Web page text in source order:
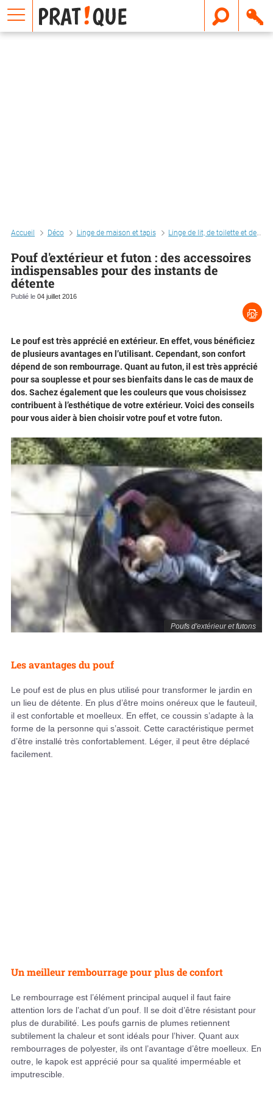
Accueil Déco Linge de maison et tapis Linge de lit, de toilette et de table
Pouf d'extérieur et futon : des accessoires
indispensables pour des instants de
détente
Publié le 04 juillet 2016
Poufs d'extérieur et futons
Le pouf est très apprécié en extérieur. En effet, vous bénéficiez
de plusieurs avantages en l’utilisant. Cependant, son confort
dépend de son rembourrage. Quant au futon, il est très apprécié
pour sa souplesse et pour ses bienfaits dans le cas de maux de
dos. Sachez également que les couleurs que vous choisissez
contribuent à l’esthétique de votre extérieur. Voici des conseils
pour vous aider à bien choisir votre pouf et votre futon.
Les avantages du pouf
Le pouf est de plus en plus utilisé pour transformer le jardin en
un lieu de détente. En plus d’être moins onéreux que le fauteuil,
il est confortable et moelleux. En effet, ce coussin s’adapte à la
forme de la personne qui s’assoit. Cette caractéristique permet
d’être installé très confortablement. Léger, il peut être déplacé
facilement.
Un meilleur rembourrage pour plus de confort
Le rembourrage est l’élément principal auquel il faut faire
attention lors de l’achat d’un pouf. Il se doit d’être résistant pour
plus de durabilité. Les poufs garnis de plumes retiennent
subtilement la chaleur et sont idéals pour l’hiver. Quant aux
rembourrages de polyester, ils ont l’avantage d’être moelleux. En
outre, le kapok est apprécié pour sa qualité imperméable et
imputrescible.
E
m
a